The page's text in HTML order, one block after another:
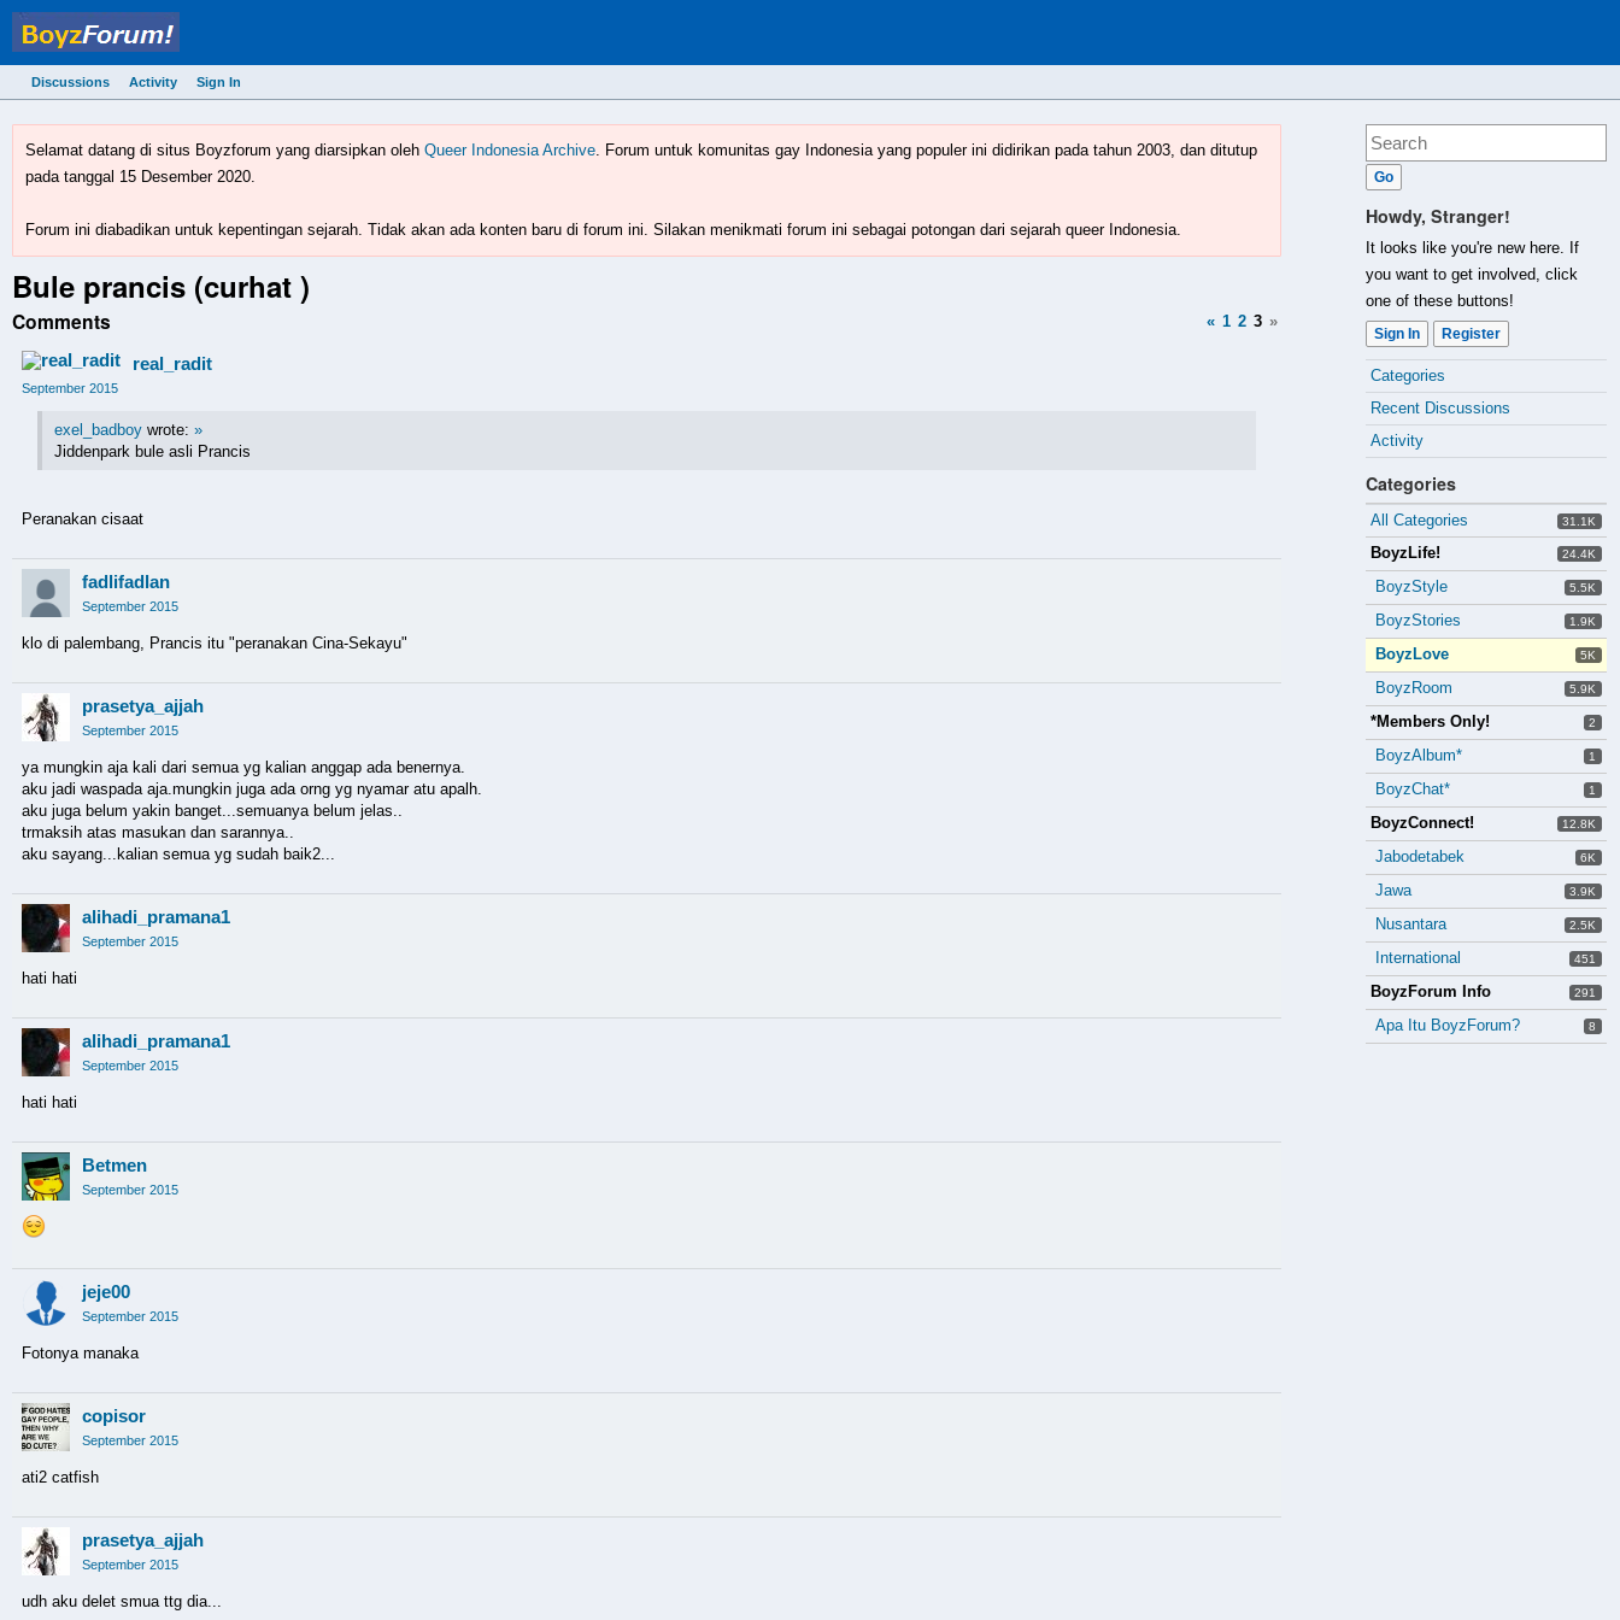
Discussions Activity Sign In
Howdy, Stranger!
It looks like you're new here. If
you want to get involved, click
one of these buttons!
Sign In Register
Quick
Links
Categories
Recent Discussions
Activity
Categories
31.1K
All Categories
24.4K
BoyzLife!
5.5K
BoyzStyle
1.9K
BoyzStories
5K
BoyzLove
5.9K
BoyzRoom
2
*Members Only!
1
BoyzAlbum*
1
BoyzChat*
12.8K
BoyzConnect!
6K
Jabodetabek
3.9K
Jawa
2.5K
Nusantara
451
International
291
BoyzForum Info
8
Apa Itu BoyzForum?
Selamat datang di situs Boyzforum yang diarsipkan oleh Queer Indonesia Archive. Forum untuk komunitas gay Indonesia yang populer ini didirikan pada tahun 2003, dan ditutup
pada tanggal 15 Desember 2020.
Forum ini diabadikan untuk kepentingan sejarah. Tidak akan ada konten baru di forum ini. Silakan menikmati forum ini sebagai potongan dari sejarah queer Indonesia.
Bule prancis (curhat )
« 1 2 3 »
Comments
real_radit
September 2015
exel_badboy wrote: »
Jiddenpark bule asli Prancis
Peranakan cisaat
fadlifadlan
September 2015
klo di palembang, Prancis itu "peranakan Cina-Sekayu"
prasetya_ajjah
September 2015
ya mungkin aja kali dari semua yg kalian anggap ada benernya.
aku jadi waspada aja.mungkin juga ada orng yg nyamar atu apalh.
aku juga belum yakin banget...semuanya belum jelas..
trmaksih atas masukan dan sarannya..
aku sayang...kalian semua yg sudah baik2...
alihadi_pramana1
September 2015
hati hati
alihadi_pramana1
September 2015
hati hati
Betmen
September 2015
jeje00
September 2015
Fotonya manaka
copisor
September 2015
ati2 catfish
prasetya_ajjah
September 2015
udh aku delet smua ttg dia...